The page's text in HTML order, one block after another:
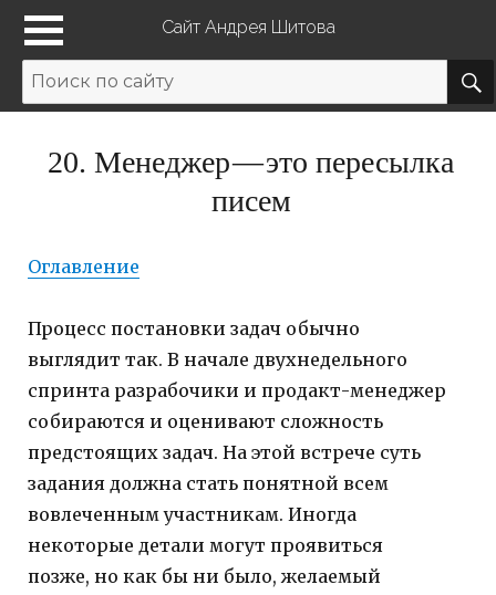
Сайт Андрея Шитова
20. Менеджер — это пересылка
писем
Оглавление
Процесс постановки задач обычно
выглядит так. В начале двухнедельного
спринта разрабочики и продакт-менеджер
собираются и оценивают сложность
предстоящих задач. На этой встрече суть
задания должна стать понятной всем
вовлеченным участникам. Иногда
некоторые детали могут проявиться
позже, но как бы ни было, желаемый